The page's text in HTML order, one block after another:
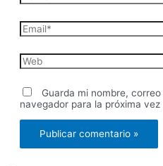
Email*
Web
Guarda mi nombre,
navegador para la próxima